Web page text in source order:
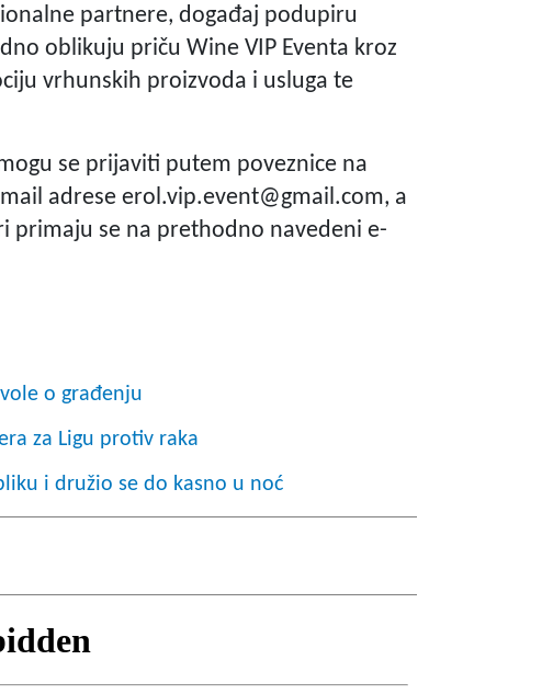
partnere, događaj podupiru
oblikuju priču Wine VIP Eventa kroz
vrhunskih proizvoda i usluga te
se prijaviti putem poveznice na
adrese erol.vip.event@gmail.com, a
primaju se na prethodno navedeni e-
o građenju
za Ligu protiv raka
i družio se do kasno u noć